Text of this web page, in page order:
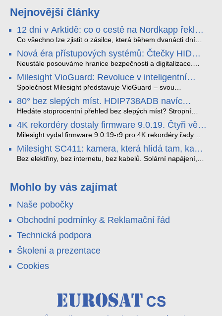
Nejnovější články
12 dní v Arktidě: co o cestě na Nordkapp řekla
data ze SMARTBOX 2 MAX
Co všechno lze zjistit o zásilce, která během dvanácti dní
projede Arktidou? SMARTBOX 2 MAX jsme vzali na trasu z
Tromsø přes Lofoty, Kirunu a finské Laponsko až na
Nordkapp. Bez jediného dobití, v mrazu až −13 °C a mimo
otřesy i náklon. Výsledkem není jen čára na mapě, ale
podrobný datový příběh celé cesty.
Nová éra přístupových systémů: Čtečky HID
Signo
Neustále posouváme hranice bezpečnosti a digitalizace.
v oblasti kontroly přístupu – moderní a vysoce univerzální
čtečky HID Signo.
Milesight VioGuard: Revoluce v inteligentní
detekci dopravních přestupků
Společnost Milesight představuje VioGuard – svou
dopravních přestupků. Tento systém, poháněný
sofistikovanými algoritmy umělé inteligence (AI), je navržen
tak, aby poskytoval komplexní nástroje pro vymáhání
dopravních předpisů, zvyšoval bezpečnost na silnicích a
optimalizoval plynulost dopravy v moderních městech.
80° bez slepých míst. HDIP738ADB navíc
streamuje na YouTube – bez PC.
Hledáte stoprocentní přehled bez slepých míst? Stropní
panoramatická kamera HDIP738ADB skládá obraz ze dvou
4MP senzorů SONY do jednoho čistého 180° záběru bez
zkreslení. K tomu přidává AI detekci osob a vozidel,
YouTube – bez běžícího počítače.
4K rekordéry dostaly firmware 9.0.19. Čtyři věci,
které musíte vědět.
Milesight vydal firmware 9.0.19-r9 pro 4K rekordéry řady
které vám zjednoduší práci – a jedna z nich vám ušetří
spoustu zbytečných výjezdů k zákazníkům.
Milesight SC411: kamera, která hlídá tam, kam
kabel nedosáhne
Bez elektřiny, bez internetu, bez kabelů. Solární napájení,
váš telefon. Podívejte se na video.
Mohlo by vás zajímat
Naše pobočky
Obchodní podmínky & Reklamační řád
Technická podpora
Školení a prezentace
Cookies